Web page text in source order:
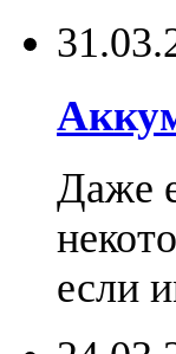
Даже
если